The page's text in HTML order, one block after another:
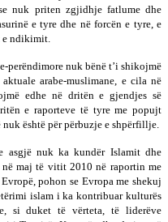
nuk priten zgjidhje fatlume dhe
e tyre dhe në forcën e tyre, e
e ndikimit.
perëndimore nuk bënë t’i shikojmë
arabe-muslimane, e cila në
edhe në dritën e gjendjes së
e raporteve të tyre me popujt
është për përbuzje e shpërfillje.
asgjë nuk ka kundër Islamit dhe
maj të vitit 2010 në raportin me
pohon se Evropa me shekuj
islam i ka kontribuar kulturës
si duket të vërteta, të liderëve